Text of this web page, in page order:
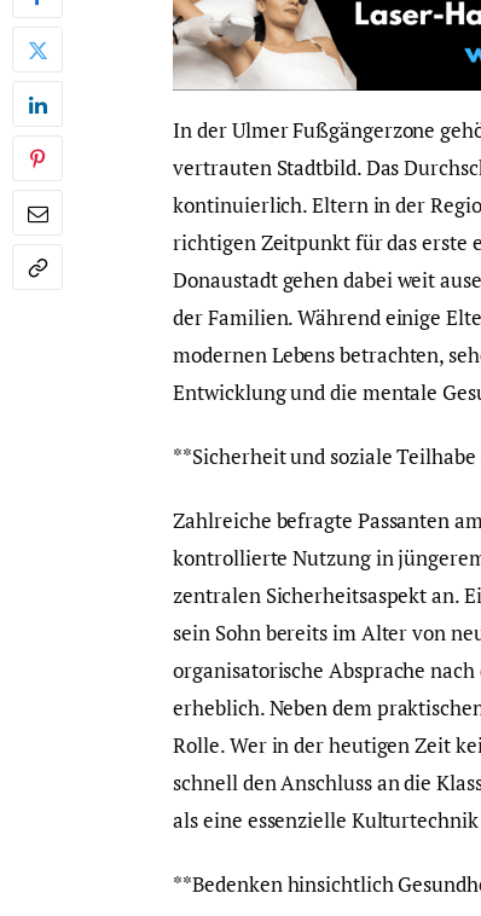
In der Ulmer Fußgängerzone
vertrauten Stadtbild. Das
kontinuierlich. Eltern in der
richtigen Zeitpunkt für das erste
Donaustadt gehen dabei weit
der Familien. Während einige
modernen Lebens betrachten,
Entwicklung und die mentale
**Sicherheit und soziale
Zahlreiche befragte Passanten
kontrollierte Nutzung in
zentralen Sicherheitsaspekt an.
sein Sohn bereits im Alter von
organisatorische Absprache
erheblich. Neben dem
Rolle. Wer in der heutigen Zeit
schnell den Anschluss an die
als eine essenzielle
**Bedenken hinsichtlich